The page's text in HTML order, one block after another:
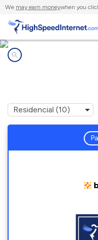
We may earn moneywhen you